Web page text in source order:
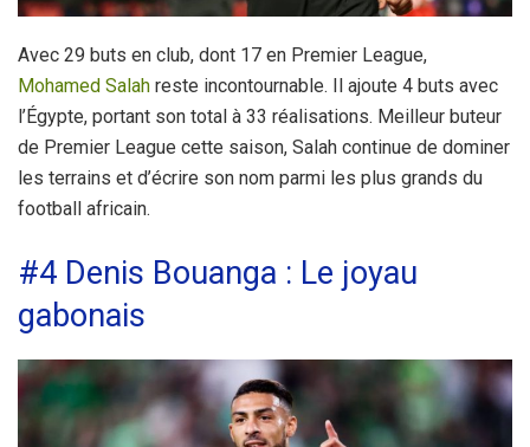
Avec 29 buts en club, dont 17 en Premier League,
Mohamed Salah reste incontournable. Il ajoute 4 buts avec
l’Égypte, portant son total à 33 réalisations. Meilleur buteur
de Premier League cette saison, Salah continue de dominer
les terrains et d’écrire son nom parmi les plus grands du
football africain.
#4 Denis Bouanga : Le joyau
gabonais